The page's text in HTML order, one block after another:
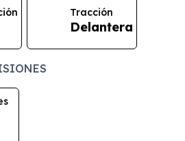
Tracción
Delantera